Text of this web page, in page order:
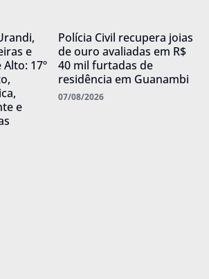
e
17º
e
Polícia Civil recupera joias
de ouro avaliadas em R$
40 mil furtadas de
residência em Guanambi
07/08/2026